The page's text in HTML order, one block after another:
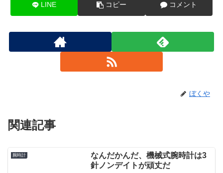
LINE コピー コメント
ぼくや
関連記事
腕時計
なんだかんだ、機械式腕時計は3
針ノンデイトが頑丈だ